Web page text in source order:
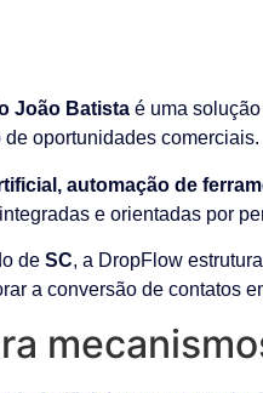
João Batista é uma
oportunidades comerciais.
automação de
e orientadas por
de SC, a DropFlow
a conversão de contatos